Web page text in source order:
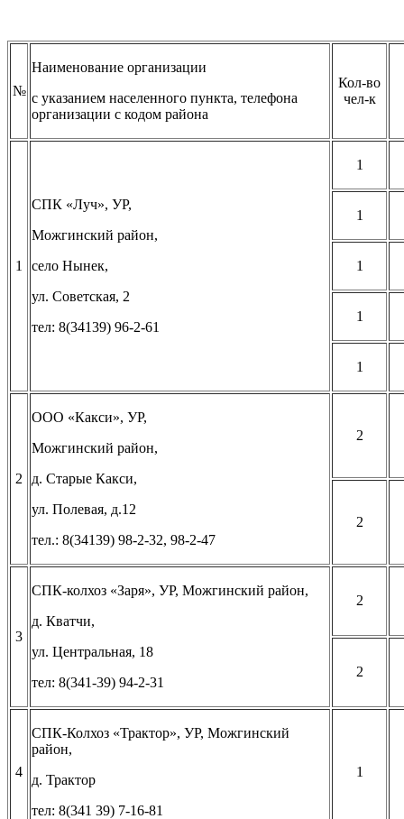
№
Наименование организации
с указанием населенного пункта, телефона
организации с кодом района
Кол-во
чел-к
1
СПК «Луч», УР,
Можгинский район,
село Нынек,
ул. Советская, 2
тел: 8(34139) 96-2-61
1
1
1
1
1
2
ООО «Какси», УР,
Можгинский район,
д. Старые Какси,
ул. Полевая, д.12
тел.: 8(34139) 98-2-32, 98-2-47
2
2
3
СПК-колхоз «Заря», УР, Можгинский район,
д. Кватчи,
ул. Центральная, 18
тел: 8(341-39) 94-2-31
2
2
4
СПК-Колхоз «Трактор», УР, Можгинский
район,
д. Трактор
тел: 8(341 39) 7-16-81
1